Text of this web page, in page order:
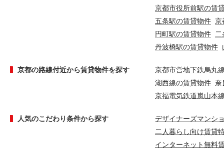
京都市役所前駅の賃
五条駅の賃貸物件 京
円町駅の賃貸物件
丹波橋駅の賃貸物件
京都の路線付近から賃貸物件を探す
京都市営地下鉄烏丸
湖西線の賃貸物件 奈
京福電気鉄道嵐山本
人気のこだわり条件から探す
デザイナーズマンシ
二人暮らし向け賃貸
インターネット無料